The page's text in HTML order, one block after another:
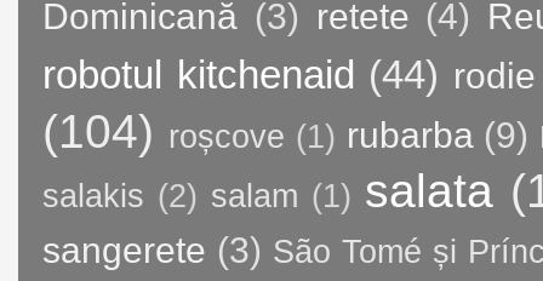
Dominicană (3) retete (4)
robotul kitchenaid (44) rodie
(104) roșcove (1) rubarba (9)
salakis (2) salam (1) salata
sangerete (3) São Tomé și